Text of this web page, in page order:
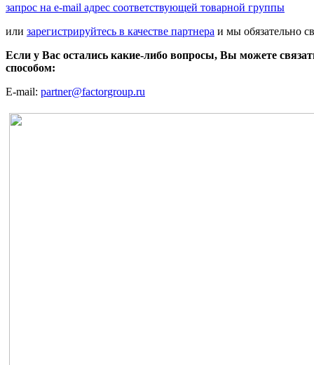
запрос на e-mail адрес соответствующей товарной группы
или зарегистрируйтесь в качестве партнера и мы обязательно
Если у Вас остались какие-либо вопросы, Вы можете
способом:
E-mail: partner@factorgroup.ru